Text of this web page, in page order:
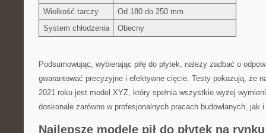
Wielkość tarczy
Od 180 do 250 mm
System chłodzenia
Obecny
Podsumowując,⁤ wybierając piłę do płytek, należy zadbać o
gwarantować precyzyjne i efektywne cięcie. Testy pokazują, że⁤
2021⁢ roku jest model XYZ, który spełnia ⁢wszystkie wyżej
doskonale zarówno w profesjonalnych pracach budowlanych, jak
Najlepsze modele pił do‌ płytek na